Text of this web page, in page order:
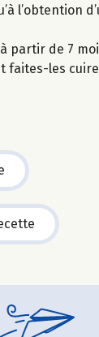
l’obtention
partir de 7
faites-les